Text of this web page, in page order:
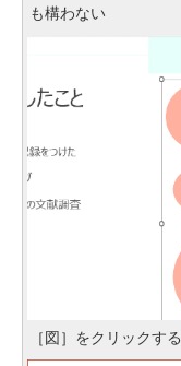
も構わない
［図］をクリックする